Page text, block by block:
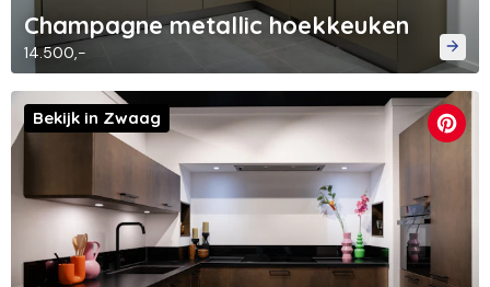
Champagne metallic hoekkeuken
14.500,-
Bekijk in Zwaag